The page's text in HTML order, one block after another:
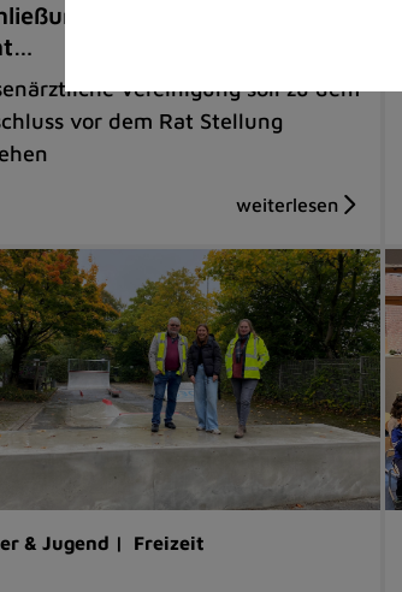
der Notfallpraxen ist
Vereinigung soll zu dem
vor dem Rat Stellung
& Jugend | Freizeit